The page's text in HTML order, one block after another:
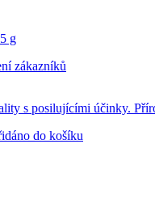
g
zákazníků
s posilujícími účinky.
do košíku